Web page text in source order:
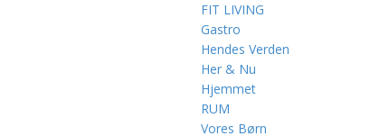
FIT LIVING
Gastro
Hendes Verden
Her & Nu
Hjemmet
RUM
Vores Børn